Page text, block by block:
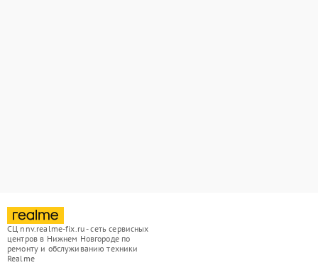
СЦ nnv.realme-fix.ru - сеть сервисных
центров в Нижнем Новгороде по
ремонту и обслуживанию техники
Realme